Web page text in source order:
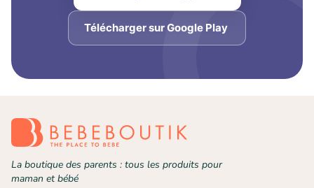
Télécharger sur Google Play
La boutique des parents : tous les produits pour
maman et bébé